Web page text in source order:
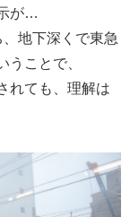
が…
地下深くで東急
ことで、
れても、理解は